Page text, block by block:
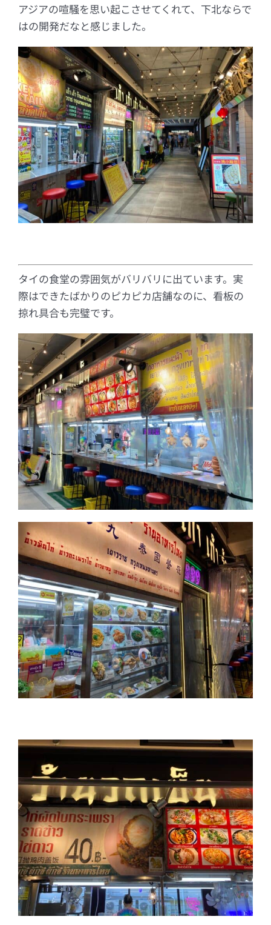
アジアの喧騒を思い起こさせてくれて、下北ならで
はの開発だなと感じました。
タイの食堂の雰囲気がバリバリに出ています。実
際はできたばかりのピカピカ店舗なのに、看板の
掠れ具合も完璧です。